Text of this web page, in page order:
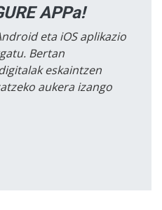
APPa!
eta iOS aplikazio
Bertan
eskaintzen
aukera izango